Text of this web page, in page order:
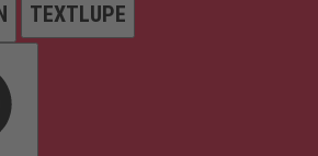
TEXTLUPE